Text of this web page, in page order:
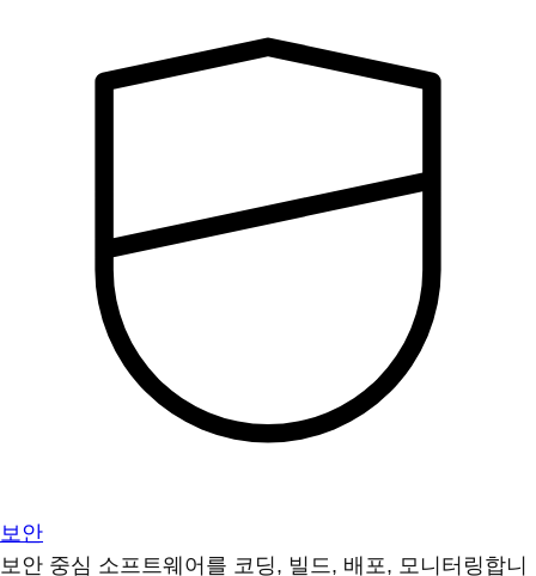
보안
보안 중심 소프트웨어를 코딩, 빌드, 배포, 모니터링합니